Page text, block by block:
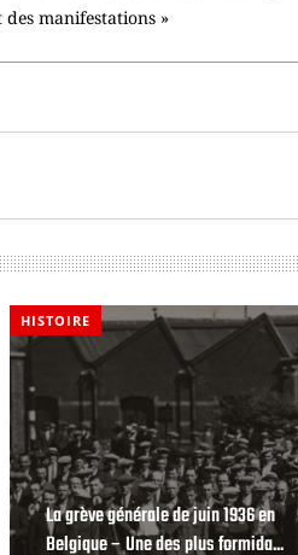
manifestations »
HISTOIRE
La grève générale de juin 1936 en
Belgique – Une des plus formida...